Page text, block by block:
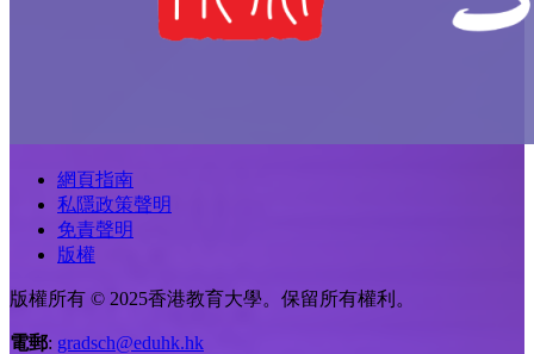
網頁指南
私隱政策聲明
免責聲明
版權
版權所有 © 2025香港教育大學。保留所有權利。
電郵: gradsch@eduhk.hk